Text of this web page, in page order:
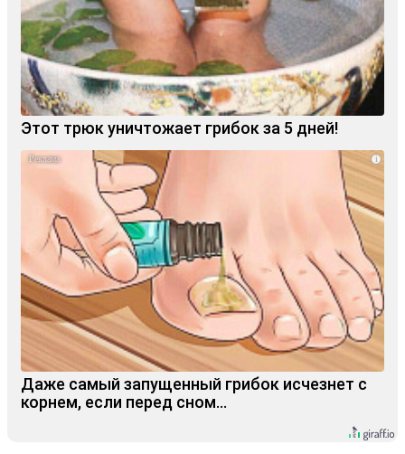
Этот трюк уничтожает грибок за 5 дней!
i
Даже самый запущенный грибок исчезнет с
корнем, если перед сном…